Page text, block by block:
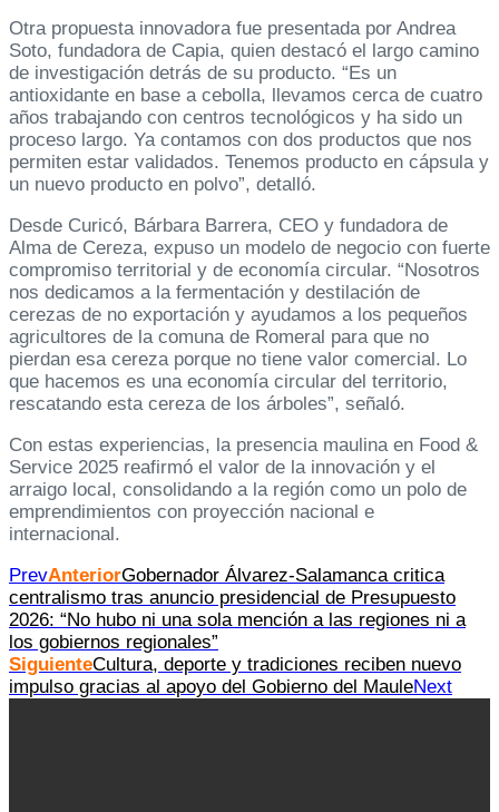
Otra propuesta innovadora fue presentada por Andrea
Soto, fundadora de Capia, quien destacó el largo camino
de investigación detrás de su producto. “Es un
antioxidante en base a cebolla, llevamos cerca de cuatro
años trabajando con centros tecnológicos y ha sido un
proceso largo. Ya contamos con dos productos que nos
permiten estar validados. Tenemos producto en cápsula y
un nuevo producto en polvo”, detalló.
Desde Curicó, Bárbara Barrera, CEO y fundadora de
Alma de Cereza, expuso un modelo de negocio con fuerte
compromiso territorial y de economía circular. “Nosotros
nos dedicamos a la fermentación y destilación de
cerezas de no exportación y ayudamos a los pequeños
agricultores de la comuna de Romeral para que no
pierdan esa cereza porque no tiene valor comercial. Lo
que hacemos es una economía circular del territorio,
rescatando esta cereza de los árboles”, señaló.
Con estas experiencias, la presencia maulina en Food &
Service 2025 reafirmó el valor de la innovación y el
arraigo local, consolidando a la región como un polo de
emprendimientos con proyección nacional e
internacional.
PrevAnteriorGobernador Álvarez-Salamanca critica
centralismo tras anuncio presidencial de Presupuesto
2026: “No hubo ni una sola mención a las regiones ni a
los gobiernos regionales”
SiguienteCultura, deporte y tradiciones reciben nuevo
impulso gracias al apoyo del Gobierno del MauleNext